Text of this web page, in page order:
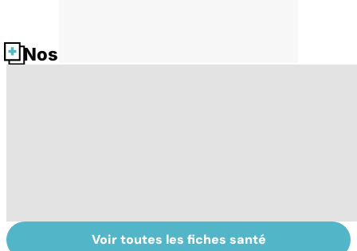
Nos fiches santé
Le magnésium,
Intestin irritable :
Voir toutes les fiches santé